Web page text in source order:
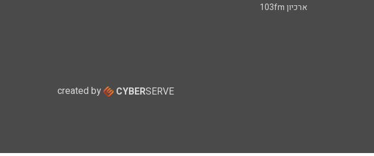
ארכיון 103fm
created by CYBERSERVE